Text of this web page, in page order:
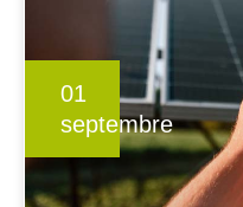
01
septembre